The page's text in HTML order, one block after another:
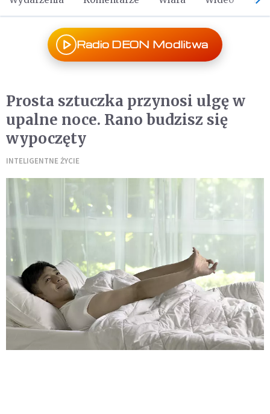
Radio DEON Modlitwa
Prosta sztuczka przynosi ulgę w
upalne noce. Rano budzisz się
wypoczęty
INTELIGENTNE ŻYCIE